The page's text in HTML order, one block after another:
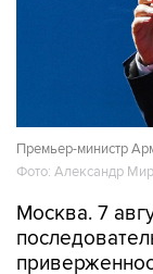
Премьер-министр
Фото: Александр
Москва. 7
премьер-